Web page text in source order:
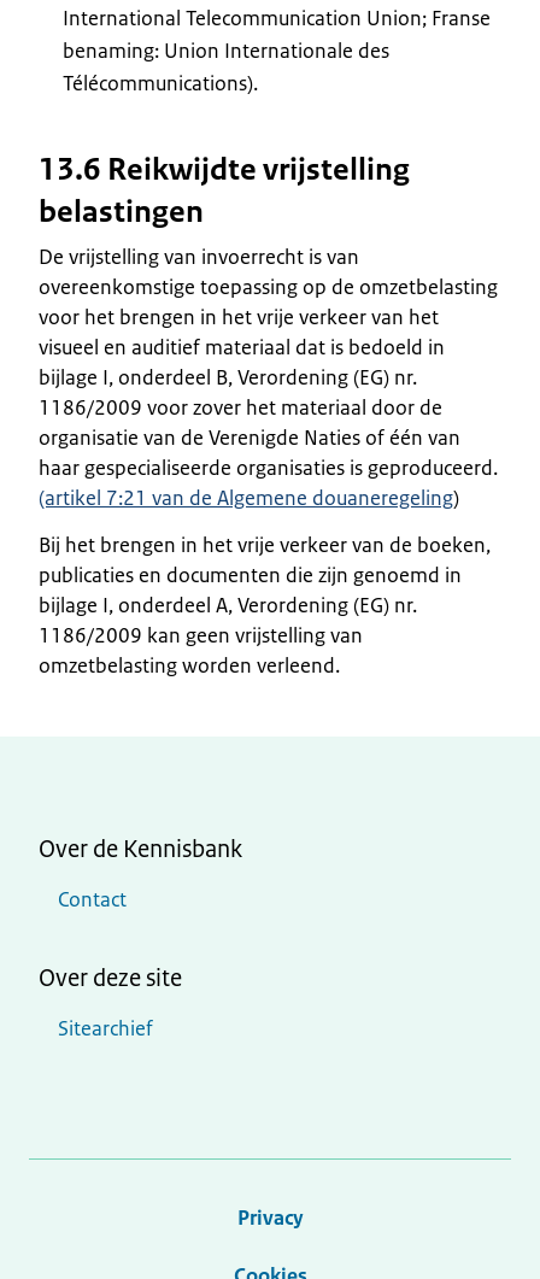
International Telecommunication Union; Franse
benaming: Union Internationale des
Télécommunications).
13.6 Reikwijdte vrijstelling
belastingen
De vrijstelling van invoerrecht is van
overeenkomstige toepassing op de omzetbelasting
voor het brengen in het vrije verkeer van het
visueel en auditief materiaal dat is bedoeld in
bijlage I, onderdeel B, Verordening (EG) nr.
1186/2009 voor zover het materiaal door de
organisatie van de Verenigde Naties of één van
haar gespecialiseerde organisaties is geproduceerd.
(artikel 7:21 van de Algemene douaneregeling)
Bij het brengen in het vrije verkeer van de boeken,
publicaties en documenten die zijn genoemd in
bijlage I, onderdeel A, Verordening (EG) nr.
1186/2009 kan geen vrijstelling van
omzetbelasting worden verleend.
Over de Kennisbank
Contact
Over deze site
Sitearchief
Privacy